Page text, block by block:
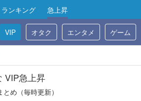
ランキング 急上昇
VIP オタク エンタメ ゲーム
VIP急上昇
め（毎時更新）